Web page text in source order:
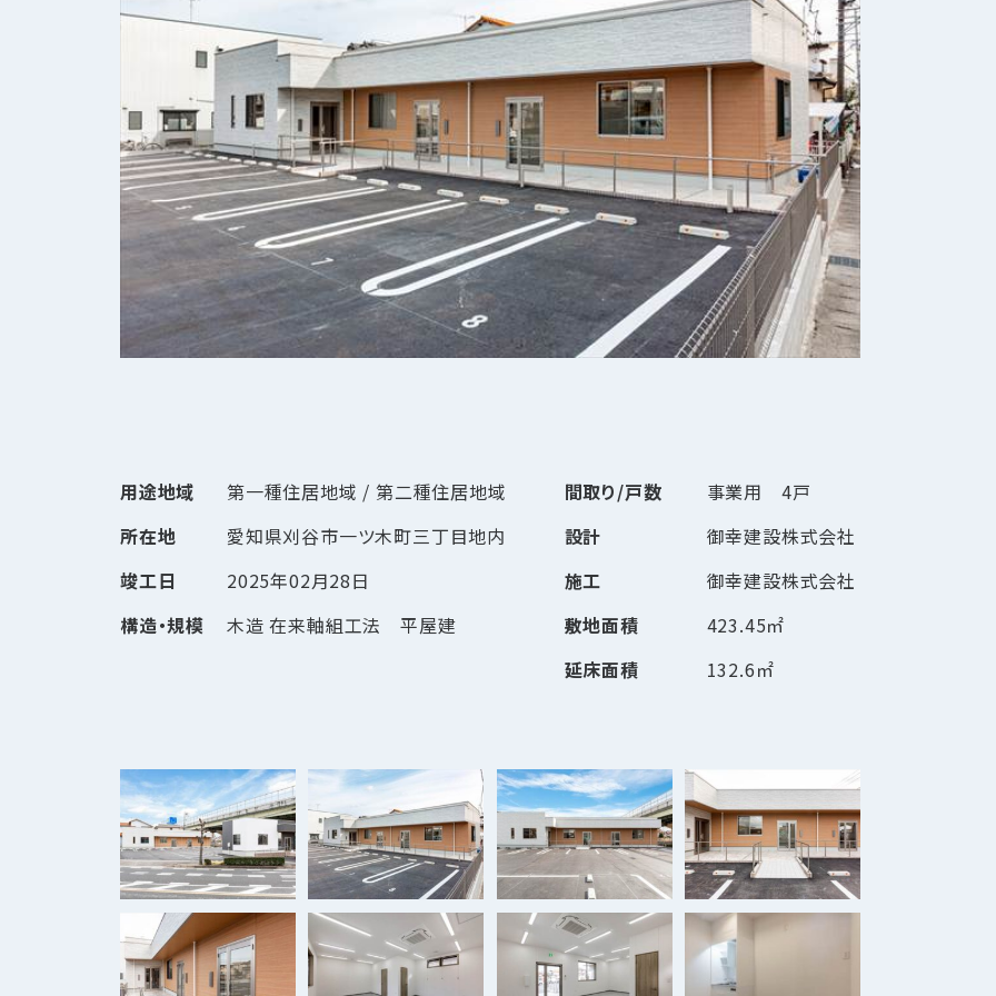
用途地域
第一種住居地域 / 第二種住居地域
所在地
愛知県刈谷市一ツ木町三丁目地内
竣工日
2025年02月28日
構造・規模
木造 在来軸組工法 平屋建
間取り/戸数
事業用 4戸
設計
御幸建設株式会社
施工
御幸建設株式会社
敷地面積
423.45㎡
延床面積
132.6㎡